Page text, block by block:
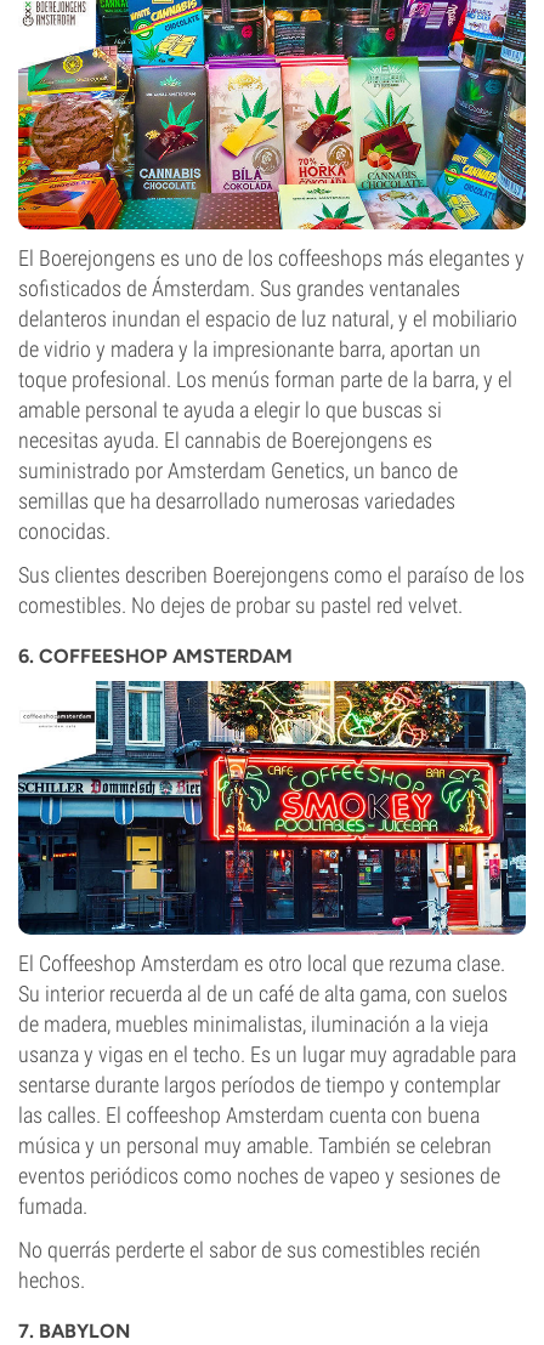
El Boerejongens es uno de los coffeeshops más elegantes y
sofisticados de Ámsterdam. Sus grandes ventanales
delanteros inundan el espacio de luz natural, y el mobiliario
de vidrio y madera y la impresionante barra, aportan un
toque profesional. Los menús forman parte de la barra, y el
amable personal te ayuda a elegir lo que buscas si
necesitas ayuda. El cannabis de Boerejongens es
suministrado por Amsterdam Genetics, un banco de
semillas que ha desarrollado numerosas variedades
conocidas.
Sus clientes describen Boerejongens como el paraíso de los
comestibles. No dejes de probar su pastel red velvet.
6. COFFEESHOP AMSTERDAM
El Coffeeshop Amsterdam es otro local que rezuma clase.
Su interior recuerda al de un café de alta gama, con suelos
de madera, muebles minimalistas, iluminación a la vieja
usanza y vigas en el techo. Es un lugar muy agradable para
sentarse durante largos períodos de tiempo y contemplar
las calles. El coffeeshop Amsterdam cuenta con buena
música y un personal muy amable. También se celebran
eventos periódicos como noches de vapeo y sesiones de
fumada.
No querrás perderte el sabor de sus comestibles recién
hechos.
7. BABYLON